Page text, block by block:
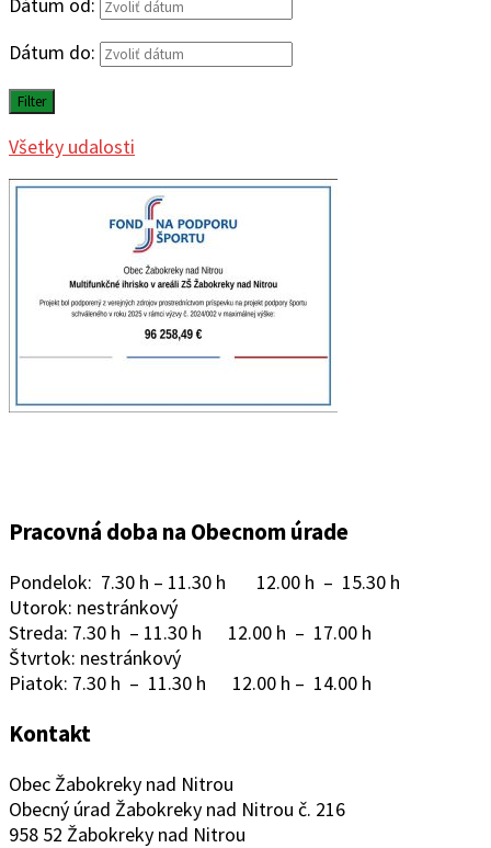
Dátum do:
Filter
Všetky udalosti
Pracovná doba na Obecnom úrade
Pondelok: 7.30 h – 11.30 h 12.00 h – 15.30 h
Utorok: nestránkový
Streda: 7.30 h – 11.30 h 12.00 h – 17.00 h
Štvrtok: nestránkový
Piatok: 7.30 h – 11.30 h 12.00 h – 14.00 h
Kontakt
Obec Žabokreky nad Nitrou
Obecný úrad Žabokreky nad Nitrou č. 216
958 52 Žabokreky nad Nitrou